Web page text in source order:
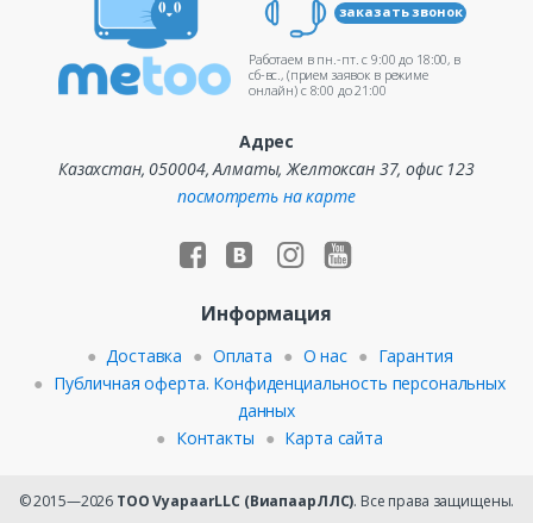
заказать звонок
Работаем в пн.-пт. c 9:00 до 18:00, в
сб-вс., (прием заявок в режиме
онлайн) c 8:00 до 21:00
Адрес
Казахстан, 050004, Алматы, Желтоксан 37, офис 123
посмотреть на карте
Информация
Доставка Оплата О нас
Гарантия
Публичная оферта. Конфиденциальность персональных
данных
Контакты
Карта сайта
© 2015—2026 ТОО VyapaarLLC (ВиапаарЛЛС). Все права защищены.